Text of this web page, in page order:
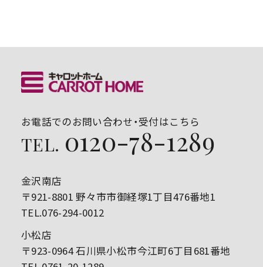
お電話でのお問い合わせ・受付はこちら
TEL. 0120-78-1289
金沢南店
〒921-8801 野々市市御経塚1丁目476番地1
TEL.076-294-0012
小松店
〒923-0964 石川県小松市今江町6丁目681番地